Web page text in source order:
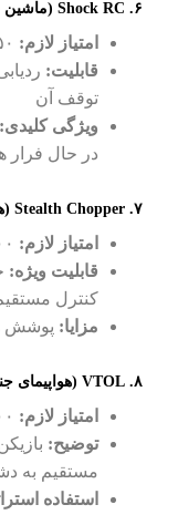
۶. Shock RC (ماشین شوکر)
امتیاز لازم:
قابلیت:
توقف آن
ویژگی کلیدی:
در حال فرار
۷. Stealth Chopper (هلیکوپتر مخفی)
امتیاز لازم:
قابلیت ویژه:
کنترل
مزایا: پوشش
۸. VTOL (هواپیمای جنگی با کنترل مستقیم)
امتیاز لازم:
توضیح:
مستقیم به
استفاده